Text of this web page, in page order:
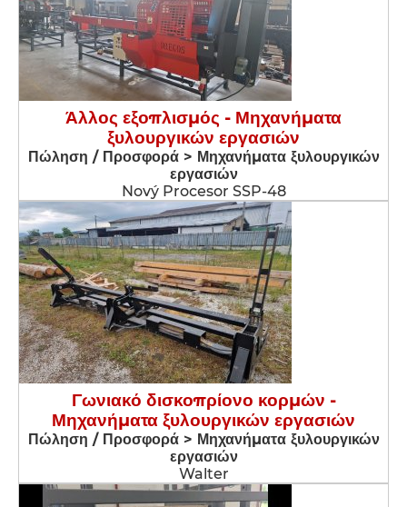
Άλλος εξοπλισμός - Μηχανήματα
ξυλουργικών εργασιών
Πώληση / Προσφορά > Μηχανήματα ξυλουργικών
εργασιών
Nový Procesor SSP-48
Γωνιακό δισκοπρίονο κορμών -
Μηχανήματα ξυλουργικών εργασιών
Πώληση / Προσφορά > Μηχανήματα ξυλουργικών
εργασιών
Walter